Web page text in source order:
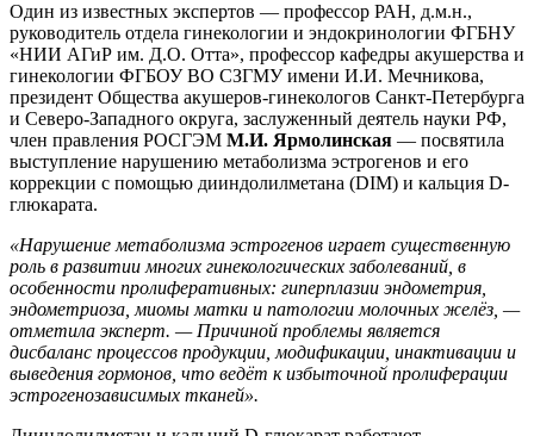
Один из известных экспертов — профессор РАН, д.м.н.,
руководитель отдела гинекологии и эндокринологии ФГБНУ
«НИИ АГиР им. Д.О. Отта», профессор кафедры акушерства и
гинекологии ФГБОУ ВО СЗГМУ имени И.И. Мечникова,
президент Общества акушеров-гинекологов Санкт-Петербурга
и Северо-Западного округа, заслуженный деятель науки РФ,
член правления РОСГЭМ М.И. Ярмолинская — посвятила
выступление нарушению метаболизма эстрогенов и его
коррекции с помощью дииндолилметана (DIM) и кальция D-
глюкарата.
«Нарушение метаболизма эстрогенов играет существенную
роль в развитии многих гинекологических заболеваний, в
особенности пролиферативных: гиперплазии эндометрия,
эндометриоза, миомы матки и патологии молочных желёз, —
отметила эксперт. — Причиной проблемы является
дисбаланс процессов продукции, модификации, инактивации и
выведения гормонов, что ведёт к избыточной пролиферации
эстрогенозависимых тканей».